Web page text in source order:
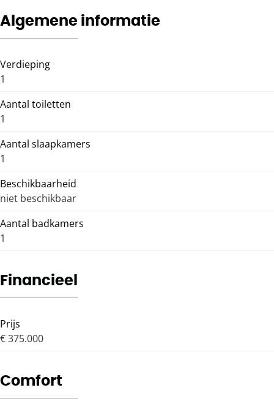
Algemene informatie
Verdieping
1
Aantal toiletten
1
Aantal slaapkamers
1
Beschikbaarheid
niet beschikbaar
Aantal badkamers
1
Financieel
Prijs
€ 375.000
Comfort